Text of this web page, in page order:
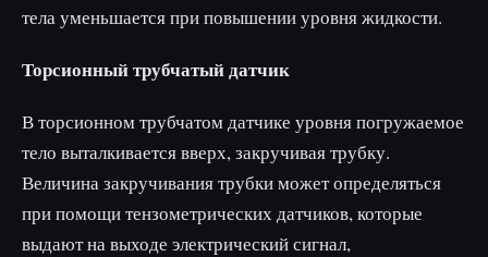
тела уменьшается при повышении уровня жидкости.
Торсионный трубчатый датчик
В торсионном трубчатом датчике уровня погружаемое
тело выталкивается вверх, закручивая трубку.
Величина закручивания трубки может определяться
при помощи тензометрических датчиков, которые
выдают на выходе электрический сигнал,